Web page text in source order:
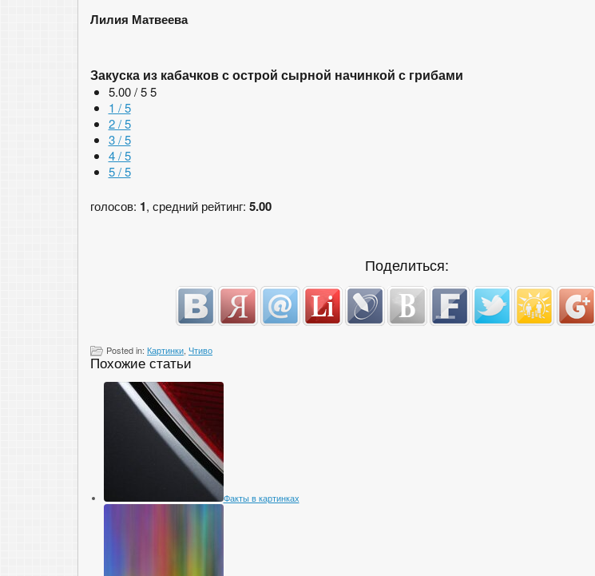
Лилия Матвеева
Закуска из кабачков с острой сырной начинкой с грибами
5.00 / 5 5
1 / 5
2 / 5
3 / 5
4 / 5
5 / 5
голосов: 1, средний рейтинг: 5.00
Поделиться:
Posted in: Картинки Чтиво
Похожие статьи
Факты в картинках